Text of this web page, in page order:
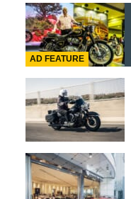
AD FEATURE